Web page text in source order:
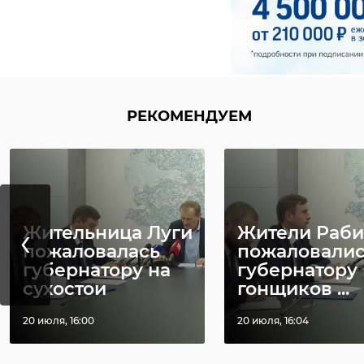
РЕКОМЕНДУЕМ
Жительница Луги
пожаловалась
губернатору на
сухостои
20 июля, 16:00
Жители
губернатору
гонщиков ...
20 июля, 16:04
‹
Василий
Выскатскую
получил
срочную службу в